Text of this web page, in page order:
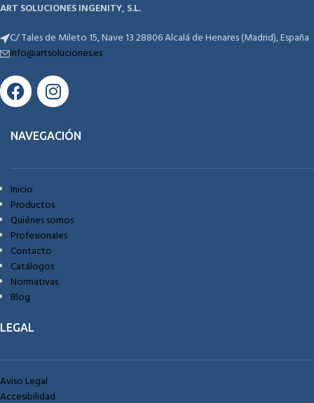
ART SOLUCIONES INGENITY, S.L.
C/ Tales de Mileto 15, Nave 13 28806 Alcalá de Henares (Madrid), España
Info@artsoluciones.es
NAVEGACIÓN
Inicio
Productos
Quiénes somos
Profesionales
Contacto
Catálogos
Normativas
Blog
LEGAL
Aviso Legal
Accesibilidad